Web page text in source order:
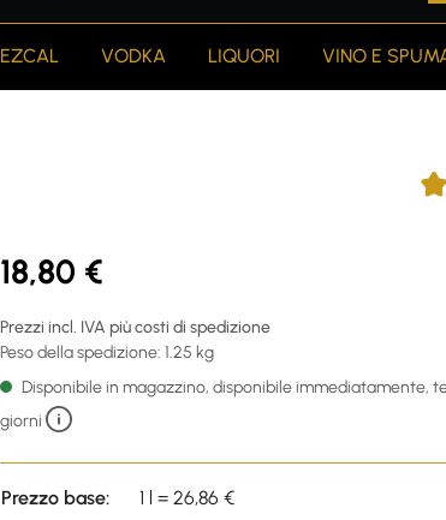
VODKA LIQUORI VINO E
18,80 €
Prezzi incl. IVA più costi di spedizione
Peso della spedizione: 1.25 kg
Disponibile in magazzino, disponibile immediatamente,
giorni
Prezzo base:
1 l = 26,86 €